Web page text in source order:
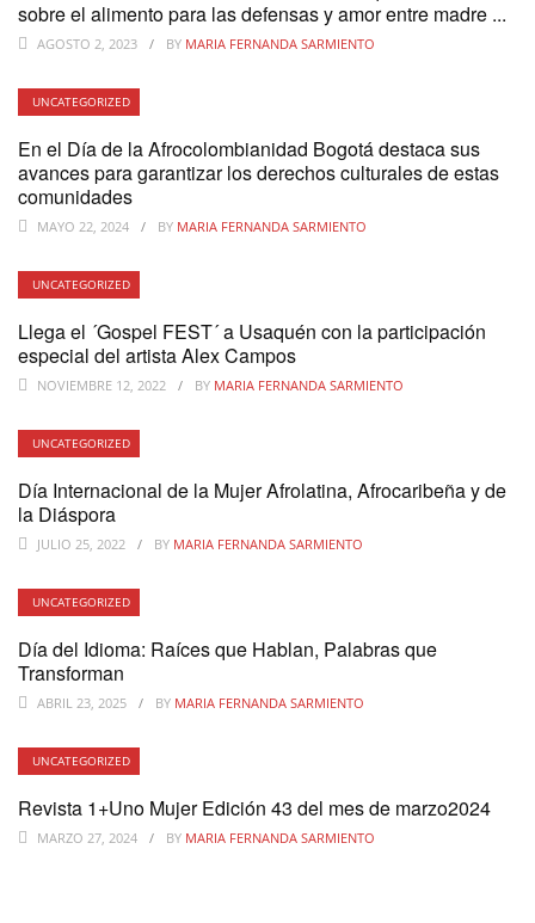
sobre el alimento para las defensas y amor entre madre ...
AGOSTO 2, 2023 BY MARIA FERNANDA SARMIENTO
UNCATEGORIZED
En el Día de la Afrocolombianidad Bogotá destaca sus
avances para garantizar los derechos culturales de estas
comunidades
MAYO 22, 2024 BY MARIA FERNANDA SARMIENTO
UNCATEGORIZED
Llega el ´Gospel FEST´ a Usaquén con la participación
especial del artista Alex Campos
NOVIEMBRE 12, 2022 BY MARIA FERNANDA SARMIENTO
UNCATEGORIZED
Día Internacional de la Mujer Afrolatina, Afrocaribeña y de
la Diáspora
JULIO 25, 2022 BY MARIA FERNANDA SARMIENTO
UNCATEGORIZED
Día del Idioma: Raíces que Hablan, Palabras que
Transforman
ABRIL 23, 2025 BY MARIA FERNANDA SARMIENTO
UNCATEGORIZED
Revista 1+Uno Mujer Edición 43 del mes de marzo2024
MARZO 27, 2024 BY MARIA FERNANDA SARMIENTO